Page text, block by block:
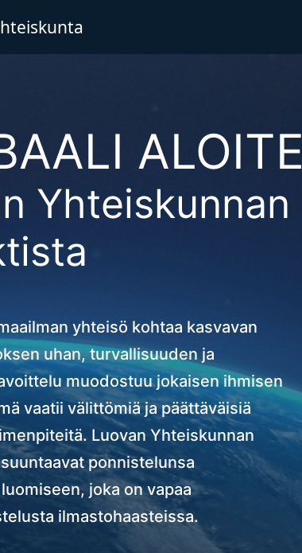
ALOITE
Yhteiskunnan
yhteisö kohtaa kasvavan
uhan, turvallisuuden ja
muodostuu jokaisen ihmisen
vaatii välittömiä ja päättäväisiä
Luovan Yhteiskunnan
ponnistelunsa
joka on vapaa
ilmastohaasteissa.